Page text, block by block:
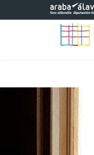
Saltar al contenido